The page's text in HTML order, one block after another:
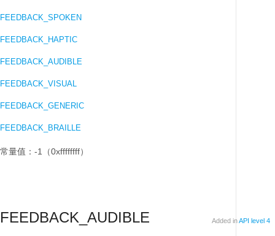
FEEDBACK_SPOKEN
FEEDBACK_HAPTIC
FEEDBACK_AUDIBLE
FEEDBACK_VISUAL
FEEDBACK_GENERIC
FEEDBACK_BRAILLE
常量值：-1（0xffffffff）
FEEDBACK_AUDIBLE Added inAPI level 4